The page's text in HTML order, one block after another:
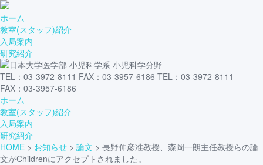
ホーム
教室(スタッフ)紹介
入局案内
研究紹介
TEL：03-3972-8111 FAX：03-3957-6186 TEL：03-3972-8111
FAX：03-3957-6186
ホーム
教室(スタッフ)紹介
入局案内
研究紹介
HOME > お知らせ > 論文 > 長野伸彦准教授、森岡一朗主任教授らの論
文がChildrenにアクセプトされました。